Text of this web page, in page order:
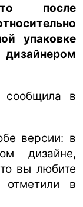
после
упаковке
сообщила в
версии: в
дизайне,
вы любите
в